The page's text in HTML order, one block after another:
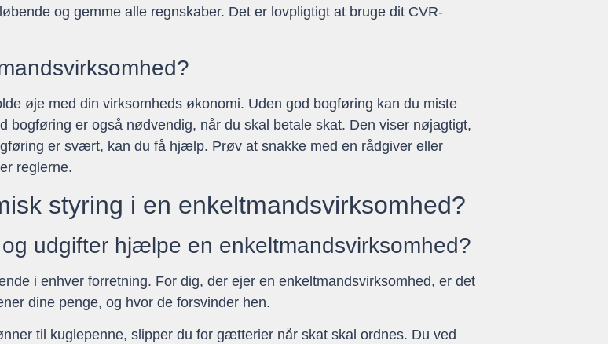
og gemme alle regnskaber. Det er lovpligtigt at bruge dit CVR-
øje med din virksomheds økonomi. Uden god bogføring kan du miste
bogføring er også nødvendig, når du skal betale skat. Den viser nøjagtigt,
er svært, kan du få hjælp. Prøv at snakke med en rådgiver eller
reglerne.
styring i en enkeltmandsvirksomhed?
udgifter hjælpe en enkeltmandsvirksomhed?
i enhver forretning. For dig, der ejer en enkeltmandsvirksomhed, er det
dine penge, og hvor de forsvinder hen.
til kuglepenne, slipper du for gætterier når skat skal ordnes. Du ved